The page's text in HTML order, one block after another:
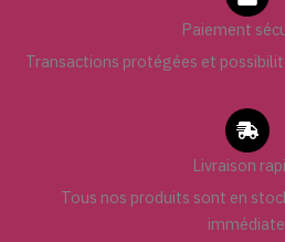
Paiement
Transactions protégées et
Livraison
Tous nos produits sont en